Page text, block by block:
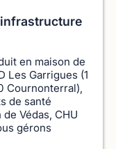
en maison de
Les Garrigues (1
Cournonterral),
de santé
Védas, CHU
gérons